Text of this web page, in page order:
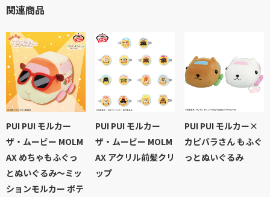
関連商品
PUI PUI モルカー
ザ・ムービー MOLM
AX めちゃもふぐっ
とぬいぐるみ～ミッ
ションモルカー ポテ
PUI PUI モルカー
ザ・ムービー MOLM
AX アクリル前髪クリ
ップ
PUI PUI モルカー×
カピバラさん もふぐ
っとぬいぐるみ